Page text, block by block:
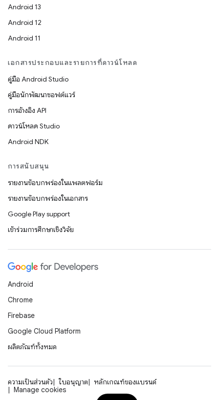
Android 13
Android 12
Android 11
เอกสารประกอบและรายการที่ดาวน์โหลด
คู่มือ Android Studio
คู่มือนักพัฒนาซอฟต์แวร์
การอ้างอิง API
ดาวน์โหลด Studio
Android NDK
การสนับสนุน
รายงานข้อบกพร่องในแพลตฟอร์ม
รายงานข้อบกพร่องในเอกสาร
Google Play support
เข้าร่วมการศึกษาเชิงวิจัย
Android
Chrome
Firebase
Google Cloud Platform
ผลิตภัณฑ์ทั้งหมด
ความเป็นส่วนตัว ใบอนุญาต
หลักเกณฑ์ของแบรนด์
Manage cookies